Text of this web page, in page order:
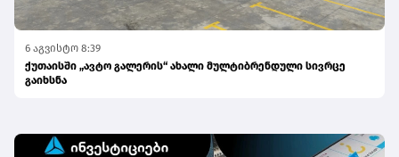
6 აგვისტო 8:39
ქუთაისში „ავტო გალერის“ ახალი მულტიბრენდული სივრცე
გაიხსნა